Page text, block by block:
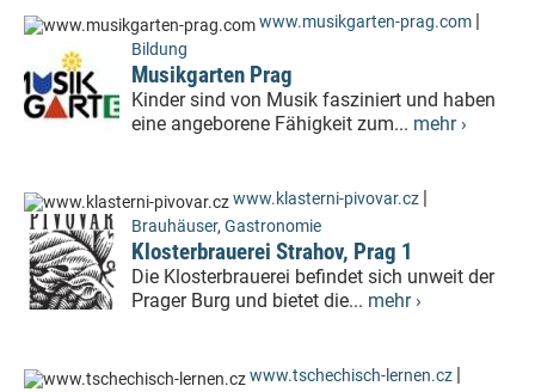
www.musikgarten-prag.com |
Bildung
Musikgarten Prag
Kinder sind von Musik fasziniert und haben
eine angeborene Fähigkeit zum... mehr ›
www.klasterni-pivovar.cz |
Brauhäuser, Gastronomie
Klosterbrauerei Strahov, Prag 1
Die Klosterbrauerei befindet sich unweit der
Prager Burg und bietet die... mehr ›
www.tschechisch-lernen.cz |